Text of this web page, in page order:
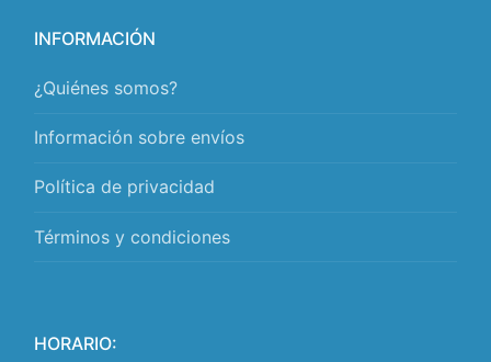
INFORMACIÓN
¿Quiénes somos?
Información sobre envíos
Política de privacidad
Términos y condiciones
HORARIO: